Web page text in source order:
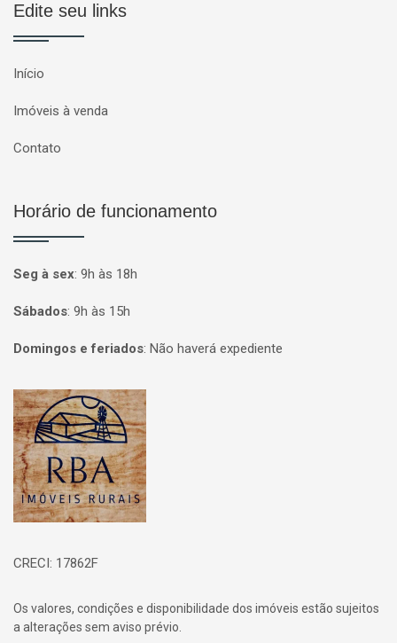
Edite seu links
Início
Imóveis à venda
Contato
Horário de funcionamento
Seg à sex: 9h às 18h
Sábados: 9h às 15h
Domingos e feriados: Não haverá expediente
Página inicial
CRECI: 17862F
Os valores, condições e disponibilidade dos imóveis estão sujeitos
a alterações sem aviso prévio.